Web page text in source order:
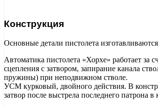
Конструкция
Основные детали пистолета
Автоматика пистолета «Хорхе» работает за
сцепления с затвором, запирание канала
пружины) при неподвижном стволе.
УСМ курковый, двойного действия. В
затвор после выстрела последнего патрона